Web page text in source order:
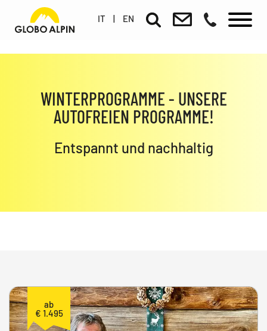
IT | EN
WINTERPROGRAMME - UNSERE
AUTOFREIEN PROGRAMME!
Entspannt und nachhaltig
ab
€ 1.495